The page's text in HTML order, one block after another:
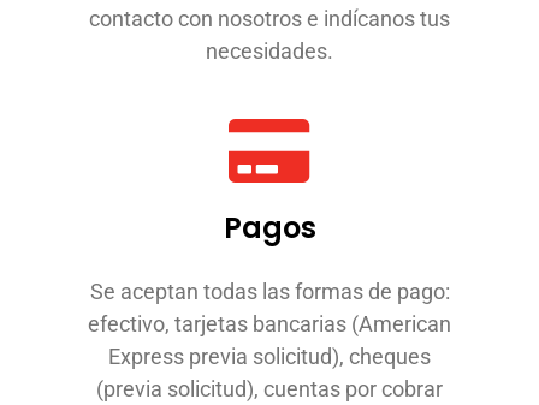
contacto con nosotros e indícanos tus
necesidades.
Pagos
Se aceptan todas las formas de pago:
efectivo, tarjetas bancarias (American
Express previa solicitud), cheques
(previa solicitud), cuentas por cobrar